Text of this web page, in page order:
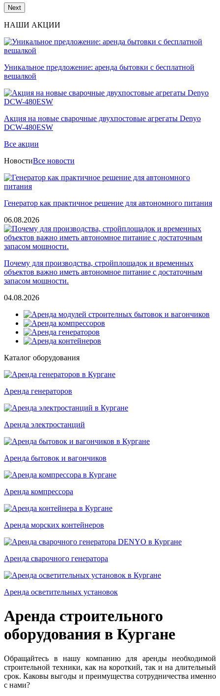
Next
НАШИ АКЦИИ
Уникальное предложение: аренда бытовки с бесплатной
вешалкой
Акция на новые сварочные двухпостовые агрегаты Denyo
DCW-480ESW
Все акции
НовостиВсе новости
Генератор как практичное решение для автономного питания
06.08.2026
Почему для производства, стройплощадок и временных
объектов важно иметь автономное питание с достаточным
запасом мощности.
04.08.2026
Каталог оборудования
Аренда генераторов
Аренда электростанций
Аренда бытовок и вагончиков
Аренда компрессора
Аренда морских контейнеров
Аренда сварочного генератора
Аренда осветительных установок
Аренда строительного
оборудования в Кургане
Обращайтесь в нашу компанию для аренды необходимой
строительной техники, как на короткий, так и на длительный
срок. Каковы выгоды и преимущества сотрудничества именно
с нами?